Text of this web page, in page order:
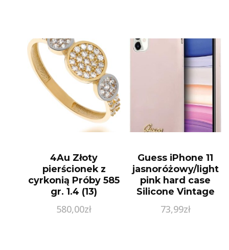
4Au Złoty
pierścionek z
cyrkonią Próby 585
gr. 1.4 (13)
580,00zł
Guess iPhone 11
jasnoróżowy/light
pink hard case
Silicone Vintage
(GUHCN61LSLMGLP)
73,99zł